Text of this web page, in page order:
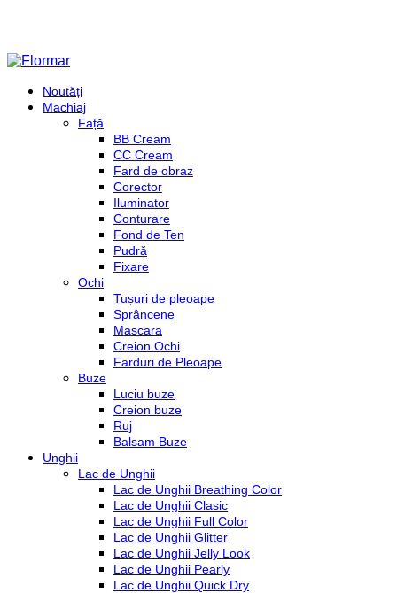
Noutăți
Machiaj
Față
BB Cream
CC Cream
Fard de obraz
Corector
Iluminator
Conturare
Fond de Ten
Pudră
Fixare
Ochi
Tușuri de pleoape
Sprâncene
Mascara
Creion Ochi
Farduri de Pleoape
Buze
Luciu buze
Creion buze
Ruj
Balsam Buze
Unghii
Lac de Unghii
Lac de Unghii Breathing Color
Lac de Unghii Clasic
Lac de Unghii Full Color
Lac de Unghii Glitter
Lac de Unghii Jelly Look
Lac de Unghii Pearly
Lac de Unghii Quick Dry